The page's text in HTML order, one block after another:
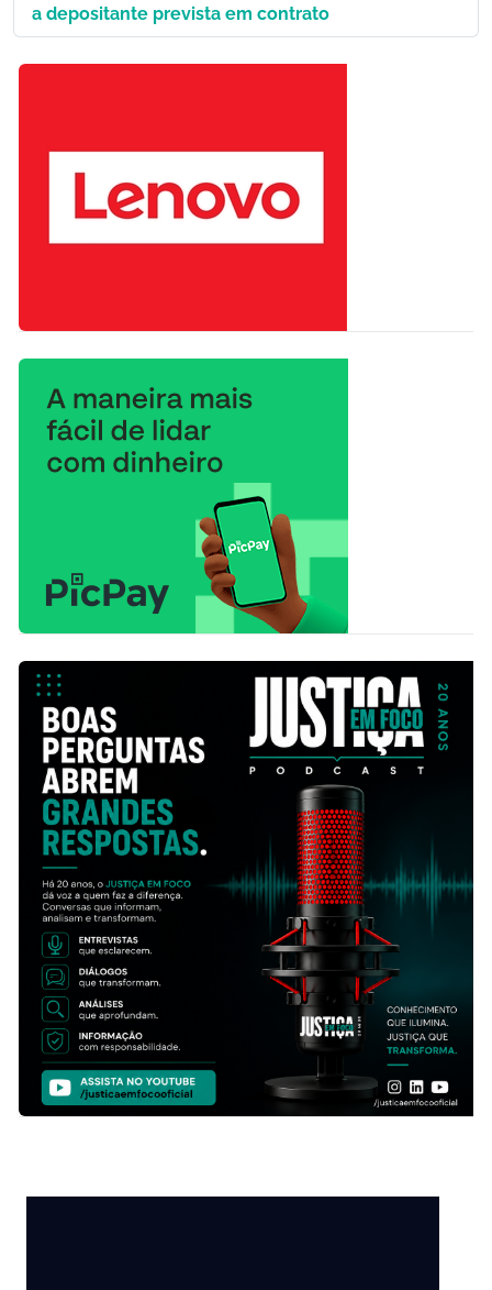
a depositante prevista em contrato